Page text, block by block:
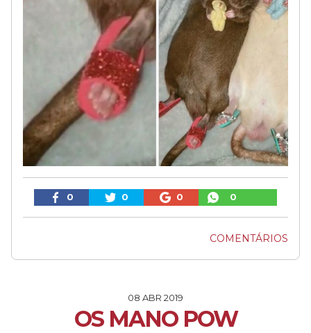
0 0 0 0
COMENTÁRIOS
08 ABR 2019
OS MANO POW